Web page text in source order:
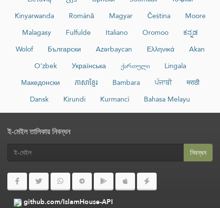
Kinyarwanda
Română Magyar Čeština
Moore
Malagasy
Fulfulde Italiano Oromoo
ಕನ್ನಡ
Wolof
Български Azərbaycan Ελληνικά
Akan
O‘zbek
Українська ქართული
Lingala
Македонски
ភាសាខ្មែរ Bambara ਪੰਜਾਬੀ
मराठी
Dansk
Kirundi Kurmancî Bahasa Melayu
ই-মেইল তালিকায় নিবন্ধন
নিবন্ধন
github.com/IslamHouse-API